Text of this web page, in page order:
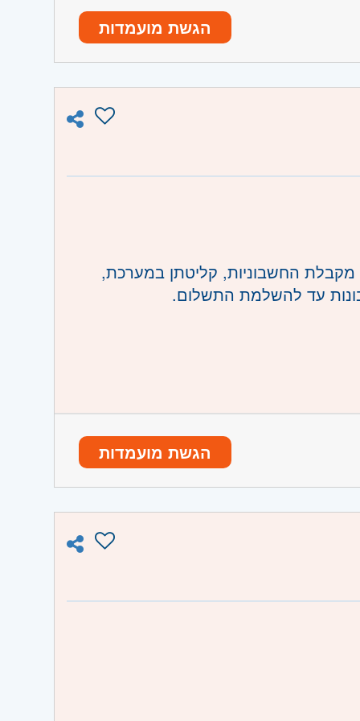
הגשת מועמדות
מקבלת החשבוניות, קליטתן במערכת,
עד להשלמת התשלום.
שמואל, חולון ובת-ים, מודיעין,
הגשת מועמדות